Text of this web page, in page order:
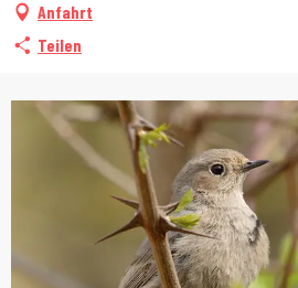
Anfahrt
Teilen